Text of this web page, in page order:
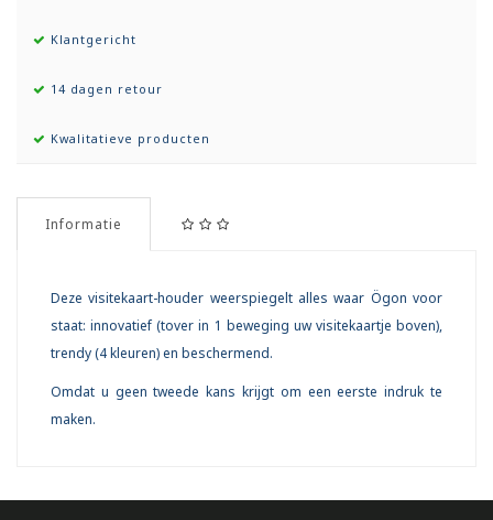
Klantgericht
14 dagen retour
Kwalitatieve producten
Informatie
Deze visitekaart-houder weerspiegelt alles waar Ögon voor
staat: innovatief (tover in 1 beweging uw visitekaartje boven),
trendy (4 kleuren) en beschermend.
Omdat u geen tweede kans krijgt om een eerste indruk te
maken.